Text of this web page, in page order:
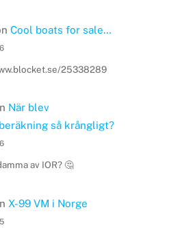
Cool boats for sale…
25338289
När blev
så krångligt?
av IOR? 🤔
X-99 VM i Norge